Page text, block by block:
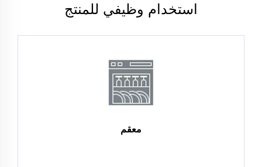
استخدام وظيفي للمنتج
معقم